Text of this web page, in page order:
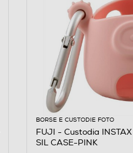
BORSE E CUSTODIE FOTO
FUJI - Custodia INSTAX
SIL CASE-PINK